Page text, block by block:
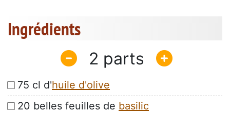
Ingrédients
2
75 cl d'huile d'olive
20 belles feuilles de basilic